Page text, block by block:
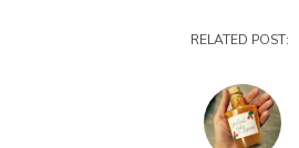
RELATED POST: